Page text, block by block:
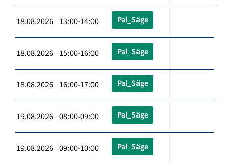
18.08.2026 13:00-14:00 Pal_Säge
18.08.2026 15:00-16:00 Pal_Säge
18.08.2026 16:00-17:00 Pal_Säge
19.08.2026 08:00-09:00 Pal_Säge
19.08.2026 09:00-10:00 Pal_Säge